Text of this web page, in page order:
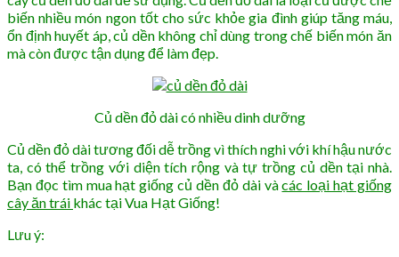
biến nhiều món ngon tốt cho sức khỏe gia đình giúp tăng máu,
ổn định huyết áp, củ dền không chỉ dùng trong chế biến món ăn
mà còn được tận dụng để làm đẹp.
Củ dền đỏ dài có nhiều dinh dưỡng
Củ dền đỏ dài tương đối dễ trồng vì thích nghi với khí hậu nước
ta, có thể trồng với diện tích rộng và tự trồng củ dền tại nhà.
Bạn đọc tìm mua hạt giống củ dền đỏ dài vàcác loại hạt giống
cây ăn trái khác tại Vua Hạt Giống!
Lưu ý: